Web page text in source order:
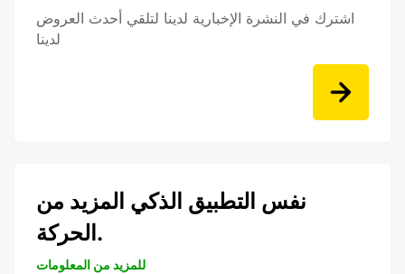
اشترك في النشرة الإخبارية لدينا لتلقي أحدث العروض
لدينا
نفس التطبيق الذكي المزيد من
الحركة.
للمزيد من المعلومات